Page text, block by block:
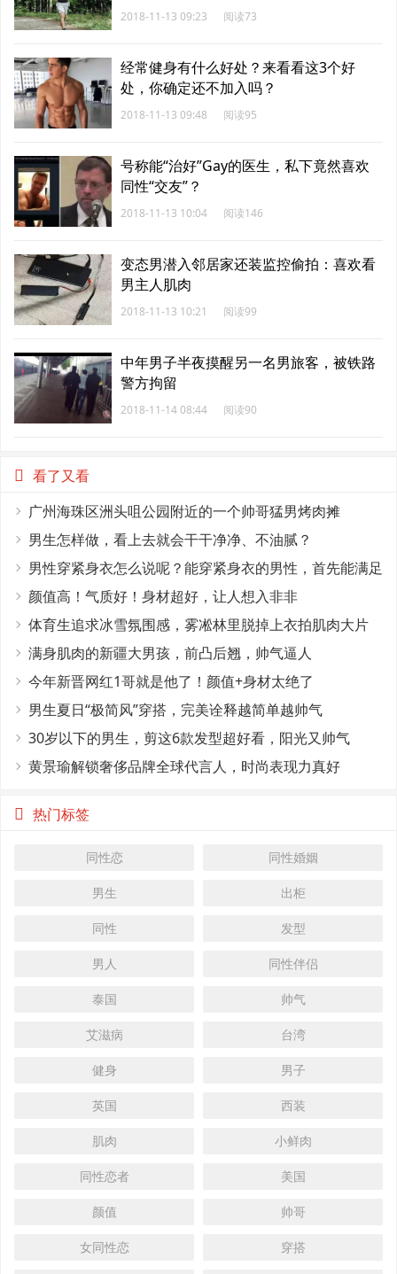
2018-11-13 09:23 阅读73
经常健身有什么好处？来看看这3个好
处，你确定还不加入吗？
2018-11-13 09:48 阅读95
号称能“治好”Gay的医生，私下竟然喜欢
同性“交友”？
2018-11-13 10:04 阅读146
变态男潜入邻居家还装监控偷拍：喜欢看
男主人肌肉
2018-11-13 10:21 阅读99
中年男子半夜摸醒另一名男旅客，被铁路
警方拘留
2018-11-14 08:44 阅读90
看了又看
广州海珠区洲头咀公园附近的一个帅哥猛男烤肉摊
男生怎样做，看上去就会干干净净、不油腻？
男性穿紧身衣怎么说呢？能穿紧身衣的男性，首先能满足
这4个条件
颜值高！气质好！身材超好，让人想入非非
体育生追求冰雪氛围感，雾凇林里脱掉上衣拍肌肉大片
满身肌肉的新疆大男孩，前凸后翘，帅气逼人
今年新晋网红1哥就是他了！颜值+身材太绝了
男生夏日“极简风”穿搭，完美诠释越简单越帅气
30岁以下的男生，剪这6款发型超好看，阳光又帅气
黄景瑜解锁奢侈品牌全球代言人，时尚表现力真好
热门标签
同性恋 同性婚姻
男生 出柜
同性 发型
男人 同性伴侣
泰国 帅气
艾滋病 台湾
健身 男子
英国 西装
肌肉 小鲜肉
同性恋者 美国
颜值 帅哥
女同性恋 穿搭